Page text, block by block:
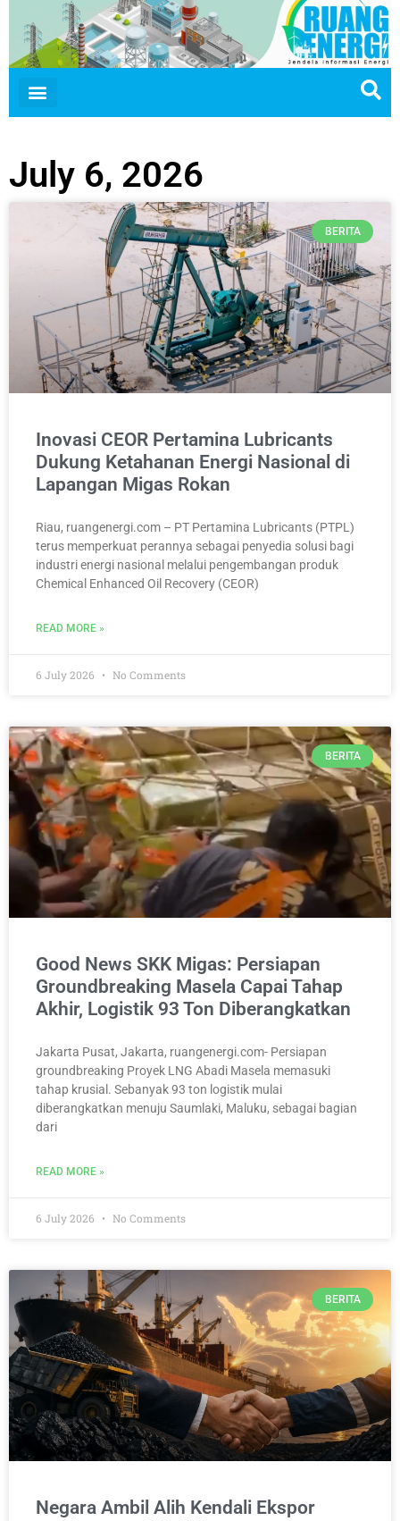
July 6, 2026
BERITA
Inovasi CEOR Pertamina Lubricants
Dukung Ketahanan Energi Nasional di
Lapangan Migas Rokan
Riau, ruangenergi.com – PT Pertamina Lubricants (PTPL)
terus memperkuat perannya sebagai penyedia solusi bagi
industri energi nasional melalui pengembangan produk
Chemical Enhanced Oil Recovery (CEOR)
READ MORE »
6 July 2026 No Comments
BERITA
Good News SKK Migas: Persiapan
Groundbreaking Masela Capai Tahap
Akhir, Logistik 93 Ton Diberangkatkan
Jakarta Pusat, Jakarta, ruangenergi.com- Persiapan
groundbreaking Proyek LNG Abadi Masela memasuki
tahap krusial. Sebanyak 93 ton logistik mulai
diberangkatkan menuju Saumlaki, Maluku, sebagai bagian
dari
READ MORE »
6 July 2026 No Comments
BERITA
Negara Ambil Alih Kendali Ekspor